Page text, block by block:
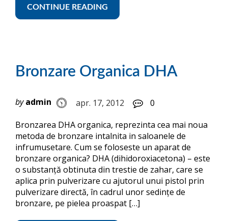
CONTINUE READING
Bronzare Organica DHA
by admin apr. 17, 2012
0
Bronzarea DHA organica, reprezinta cea mai noua
metoda de bronzare intalnita in saloanele de
infrumusetare. Cum se foloseste un aparat de
bronzare organica? DHA (dihidoroxiacetona) – este
o substanţă obtinuta din trestie de zahar, care se
aplica prin pulverizare cu ajutorul unui pistol prin
pulverizare directă, în cadrul unor sedinţe de
bronzare, pe pielea proaspat […]